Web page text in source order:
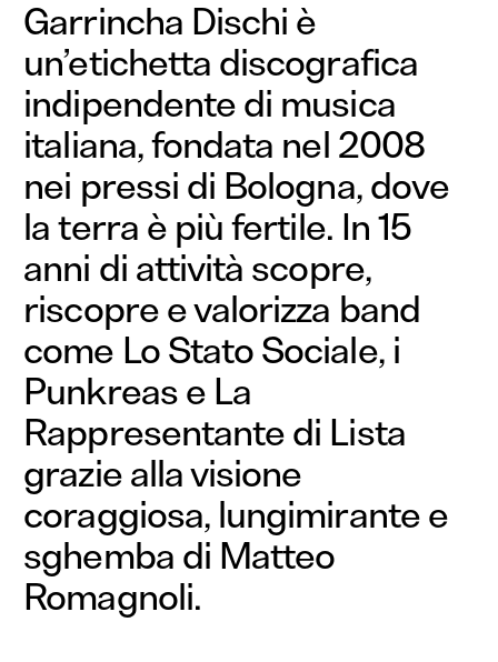
Garrincha Dischi è
un’etichetta discografica
indipendente di musica
italiana, fondata nel 2008
nei pressi di Bologna, dove
la terra è più fertile. In 15
anni di attività scopre,
riscopre e valorizza band
come Lo Stato Sociale, i
Punkreas e La
Rappresentante di Lista
grazie alla visione
coraggiosa, lungimirante e
sghemba di Matteo
Romagnoli.